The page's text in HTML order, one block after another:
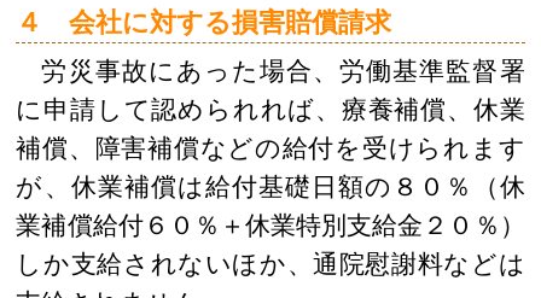
４ 会社に対する損害賠償請求
労災事故にあった場合、労働基準監督署
に申請して認められれば、療養補償、休業
補償、障害補償などの給付を受けられます
が、休業補償は給付基礎日額の８０％（休
業補償給付６０％＋休業特別支給金２０％）
しか支給されないほか、通院慰謝料などは